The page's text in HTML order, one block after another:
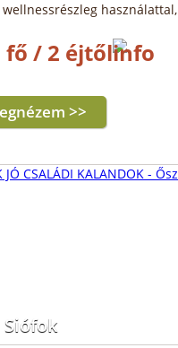
használattal,
fő / 2 éjtől
>>
Siófok